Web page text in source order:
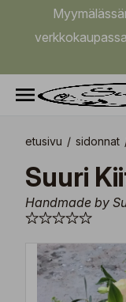
etusivu / sidonnat
Suuri
Handmade by